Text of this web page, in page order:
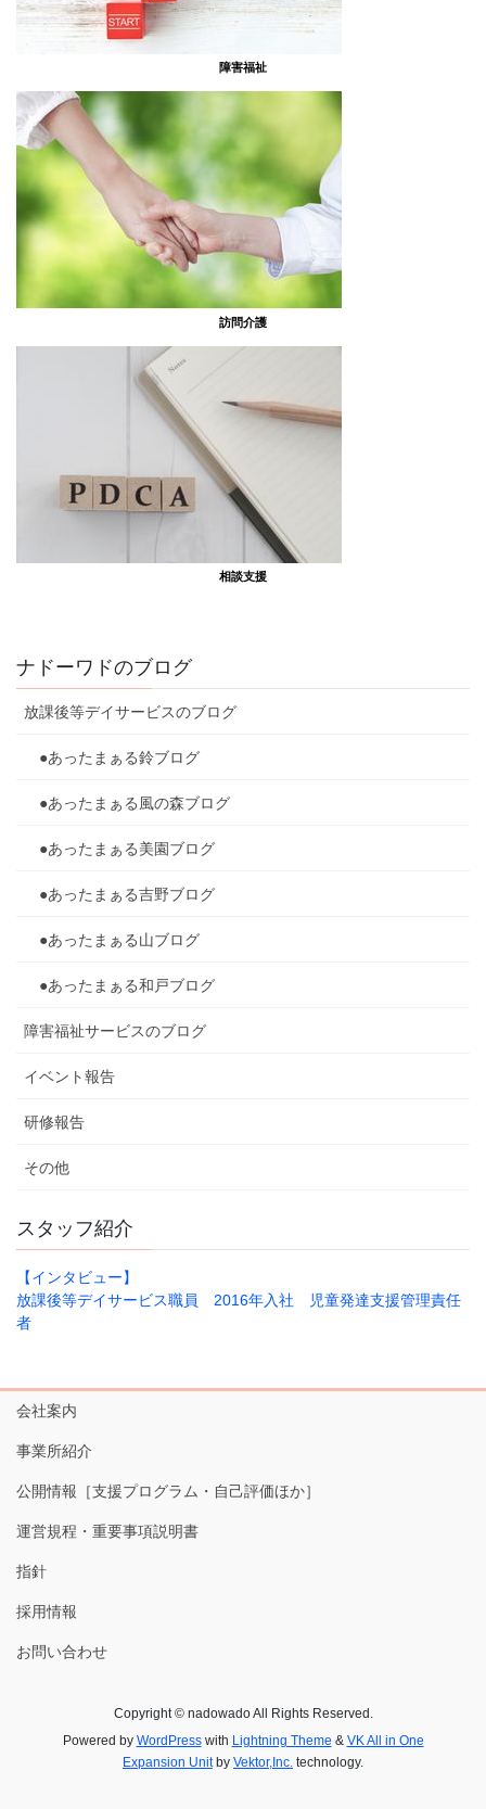
障害福祉
訪問介護
相談支援
ナドーワドのブログ
放課後等デイサービスのブログ
●あったまぁる鈴ブログ
●あったまぁる風の森ブログ
●あったまぁる美園ブログ
●あったまぁる吉野ブログ
●あったまぁる山ブログ
●あったまぁる和戸ブログ
障害福祉サービスのブログ
イベント報告
研修報告
その他
スタッフ紹介
【インタビュー】
放課後等デイサービス職員 2016年入社 児童発達支援管理責任
者
会社案内
事業所紹介
公開情報［支援プログラム・自己評価ほか］
運営規程・重要事項説明書
指針
採用情報
お問い合わせ
Copyright © nadowado All Rights Reserved.
Powered by WordPresswith Lightning Theme & VK All in One
Expansion Unitby Vektor,Inc. technology.